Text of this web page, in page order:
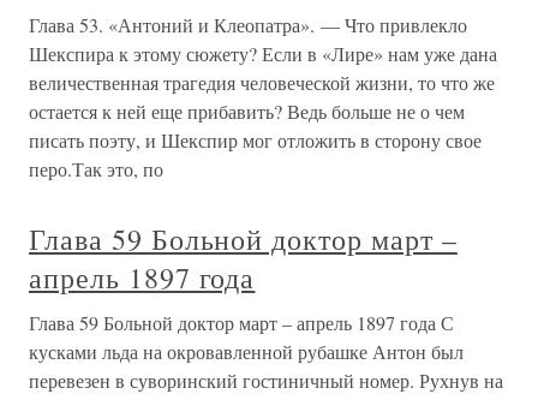
Глава 53. «Антоний и Клеопатра». — Что привлекло
Шекспира к этому сюжету? Если в «Лире» нам уже дана
величественная трагедия человеческой жизни, то что же
остается к ней еще прибавить? Ведь больше не о чем
писать поэту, и Шекспир мог отложить в сторону свое
перо.Так это, по
Глава 59 Больной доктор март –
апрель 1897 года
Глава 59 Больной доктор март – апрель 1897 года С
кусками льда на окровавленной рубашке Антон был
перевезен в суворинский гостиничный номер. Рухнув на